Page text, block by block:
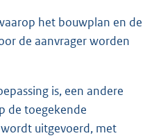
het bouwplan en de
de aanvrager worden
is, een andere
de toegekende
uitgevoerd, met